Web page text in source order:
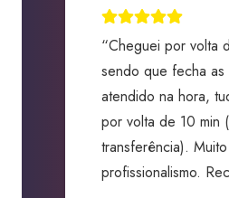
“Excelentes
Graças ao
alta qualidade,
comprasse um
segurança
batida camuflada.